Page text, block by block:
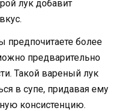
лук добавит
предпочитаете более
предварительно
Такой вареный лук
в супе, придавая ему
консистенцию.